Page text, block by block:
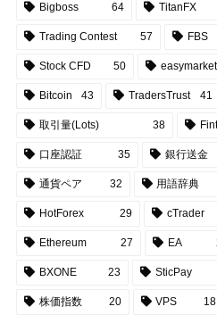
Bigboss 64 TitanFX
Trading Contest 57 FBS
Stock CFD 50
Bitcoin 43 TradersTrust 41
取引量(Lots) 38
口座認証 35 銀行送金
通貨ペア 32 用語辞典
HotForex 29 cTrader
Ethereum 27 EA
BXONE 23 SticPay
株価指数 20 VPS 18